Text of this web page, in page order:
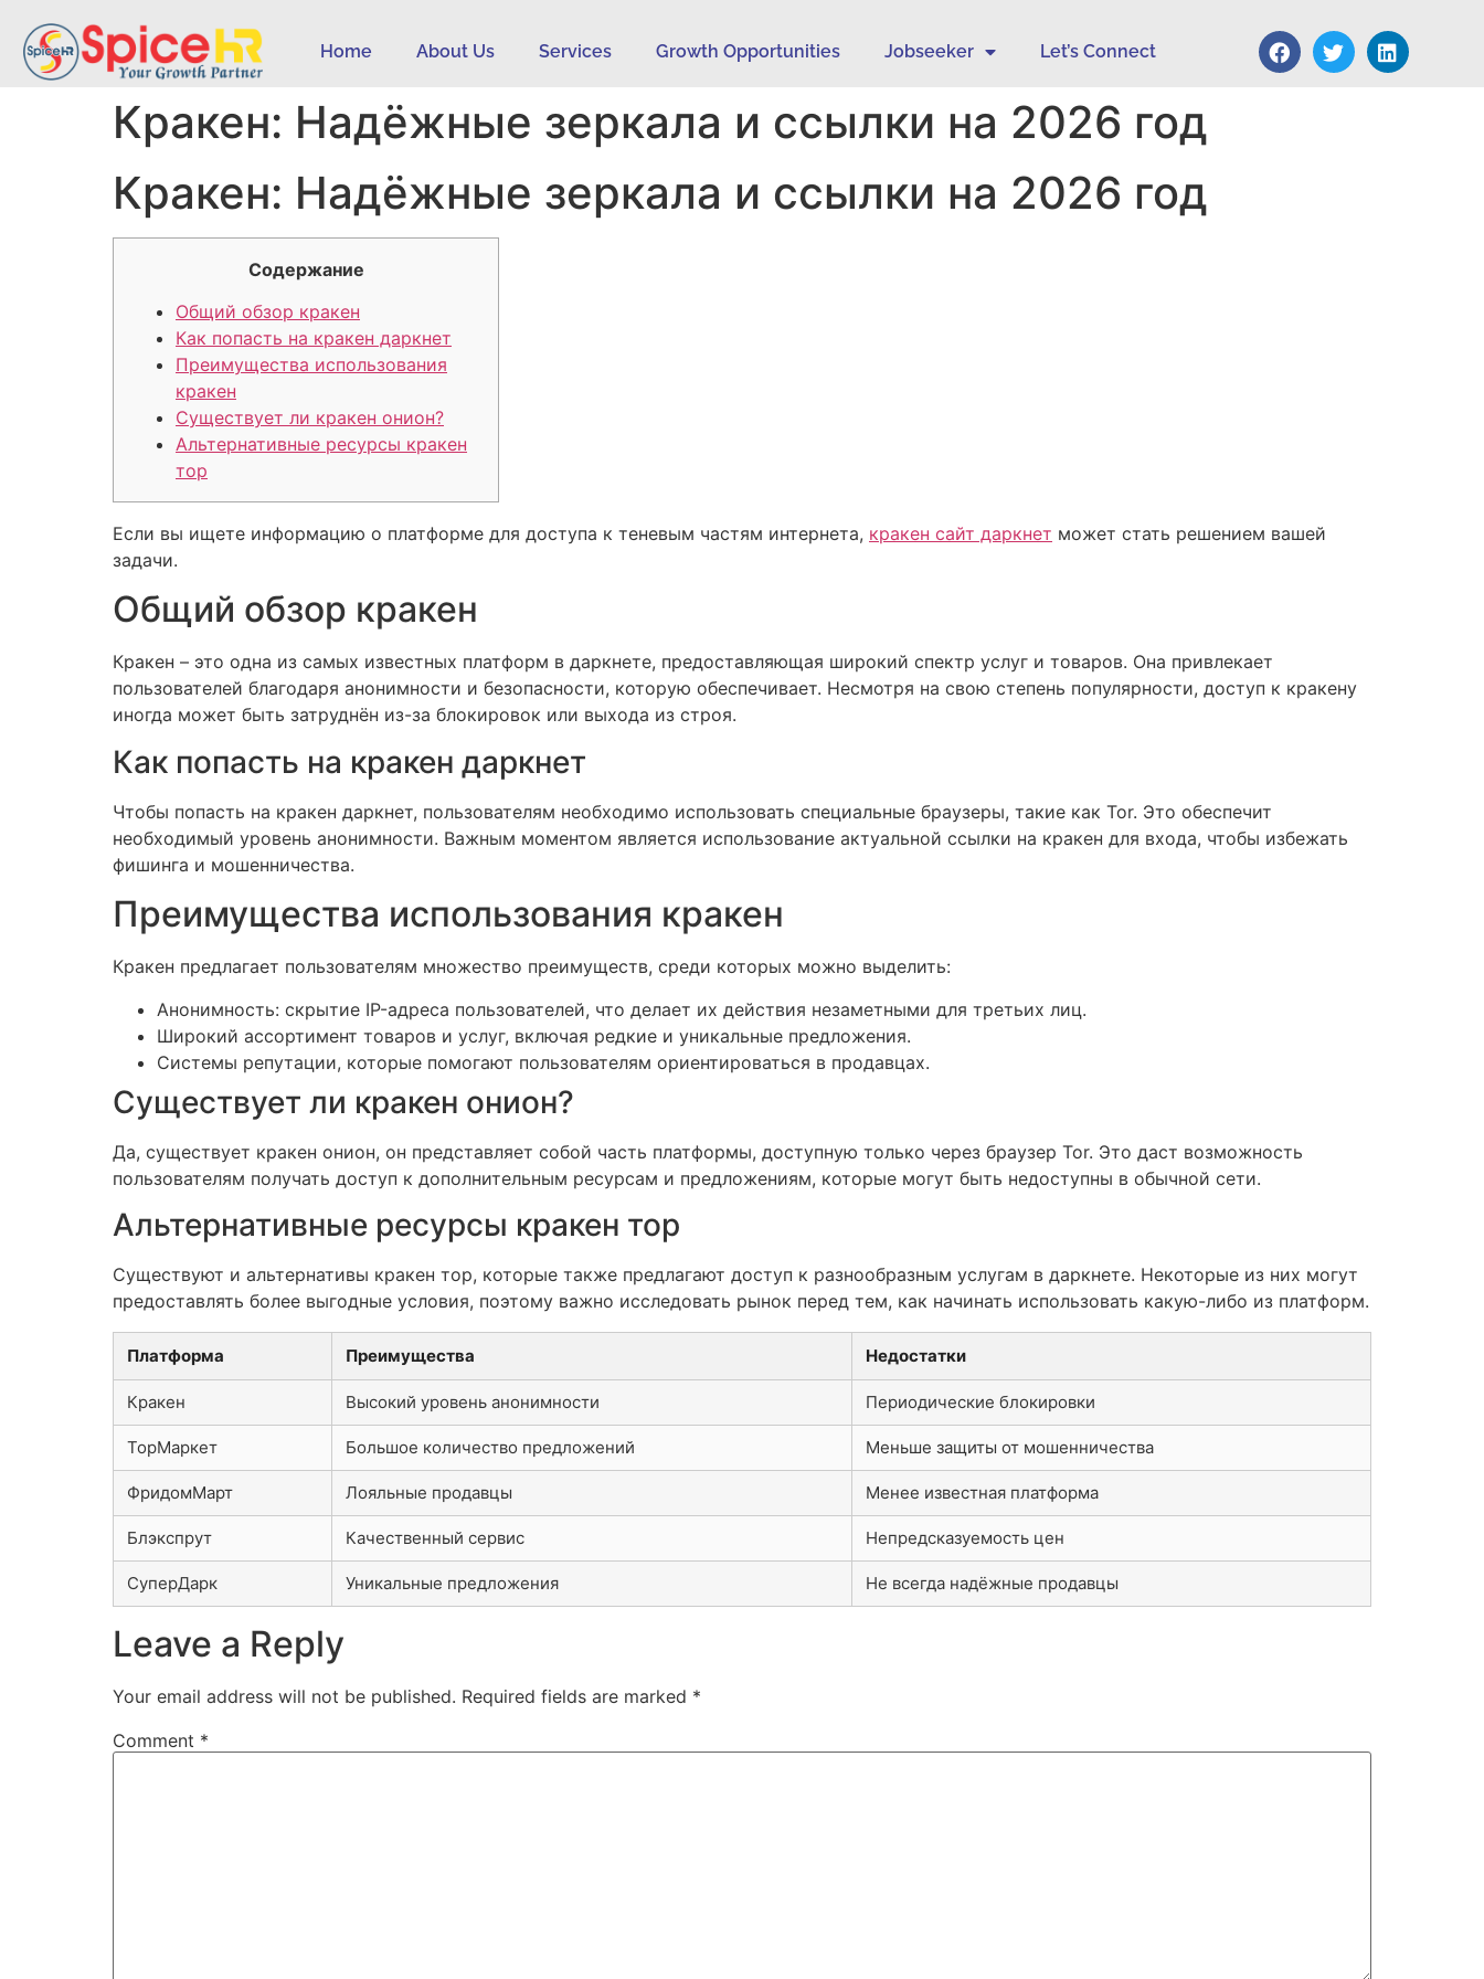
Home About Us Services Growth Opportunities Jobseeker Let’s Connect
Кракен: Надёжные зеркала и ссылки на 2026 год
Кракен: Надёжные зеркала и ссылки на 2026 год
Содержание
Общий обзор кракен
Как попасть на кракен даркнет
Преимущества использования
кракен
Существует ли кракен онион?
Альтернативные ресурсы кракен
тор
Если вы ищете информацию о платформе для доступа к теневым частям интернета, кракен сайт даркнет может стать решением вашей
задачи.
Общий обзор кракен
Кракен – это одна из самых известных платформ в даркнете, предоставляющая широкий спектр услуг и товаров. Она привлекает
пользователей благодаря анонимности и безопасности, которую обеспечивает. Несмотря на свою степень популярности, доступ к кракену
иногда может быть затруднён из-за блокировок или выхода из строя.
Как попасть на кракен даркнет
Чтобы попасть на кракен даркнет, пользователям необходимо использовать специальные браузеры, такие как Tor. Это обеспечит
необходимый уровень анонимности. Важным моментом является использование актуальной ссылки на кракен для входа, чтобы избежать
фишинга и мошенничества.
Преимущества использования кракен
Кракен предлагает пользователям множество преимуществ, среди которых можно выделить:
Анонимность: скрытие IP-адреса пользователей, что делает их действия незаметными для третьих лиц.
Широкий ассортимент товаров и услуг, включая редкие и уникальные предложения.
Системы репутации, которые помогают пользователям ориентироваться в продавцах.
Существует ли кракен онион?
Да, существует кракен онион, он представляет собой часть платформы, доступную только через браузер Tor. Это даст возможность
пользователям получать доступ к дополнительным ресурсам и предложениям, которые могут быть недоступны в обычной сети.
Альтернативные ресурсы кракен тор
Существуют и альтернативы кракен тор, которые также предлагают доступ к разнообразным услугам в даркнете. Некоторые из них могут
предоставлять более выгодные условия, поэтому важно исследовать рынок перед тем, как начинать использовать какую-либо из платформ.
Платформа Преимущества Недостатки
Кракен Высокий уровень анонимности Периодические блокировки
ТорМаркет Большое количество предложений Меньше защиты от мошенничества
ФридомМарт Лояльные продавцы Менее известная платформа
Блэкспрут Качественный сервис Непредсказуемость цен
СуперДарк Уникальные предложения Не всегда надёжные продавцы
Leave a Reply
Your email address will not be published. Required fields are marked *
Comment *